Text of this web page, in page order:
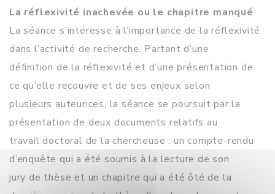
La réflexivité inachevée ou le chapitre manqué
La séance s’intéresse à l’importance de la réflexivité
dans l’activité de recherche. Partant d’une
définition de la réflexivité et d’une présentation de
ce qu’elle recouvre et de ses enjeux selon
plusieurs auteurices, la séance se poursuit par la
présentation de deux documents relatifs au
travail doctoral de la chercheuse : un compte-rendu
d’enquête qui a été soumis à la lecture de son
jury de thèse et un chapitre qui a été ôté de la